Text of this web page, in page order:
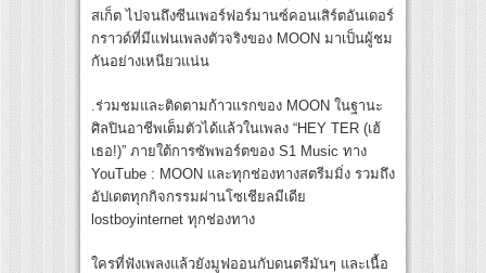
สเก็ต ไปจนถึงซีนเพอร์ฟอร์มานซ์คอนเสิร์ตอันเดอร์
กราวด์ที่มีแฟนเพลงตัวจริงของ MOON มาเป็นผู้ชม
กันอย่างเหนียวแน่น
.ร่วมชมและติดตามก้าวแรกของ MOON ในฐานะ
ศิลปินอาชีพเต็มตัวได้แล้วในเพลง “HEY TER (เฮ้
เธอ!)” ภายใต้การซัพพอร์ตของ S1 Music ทาง
YouTube : MOON และทุกช่องทางสตรีมมิ่ง รวมถึง
อัปเดตทุกกิจกรรมผ่านโซเชียลมีเดีย
lostboyinternet ทุกช่องทาง
ใครที่ฟังเพลงแล้วยังมูฟออนกับดนตรีมันๆ และเนื้อ